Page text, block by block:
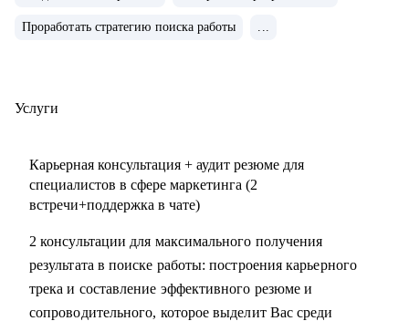
• Провела более 150 собеседований, более 120 менторских
странах MENA.
С чем помогу:
• Подготовиться к карьерному переходу в сферу
маркетинга, и в сфере маркетинга из одной отрасли в
другую
• Выявить сильные стороны, а главное, ключевую
ценность, за которую будут доплачивать
Проработать стратегию поиска работы ...
Услуги
Карьерная консультация + аудит резюме для
специалистов в сфере маркетинга (2
встречи+поддержка в чате)
2 консультации для максимального получения
результата в поиске работы: построения карьерного
трека и составление эффективного резюме и
сопроводительного, которое выделит Вас среди